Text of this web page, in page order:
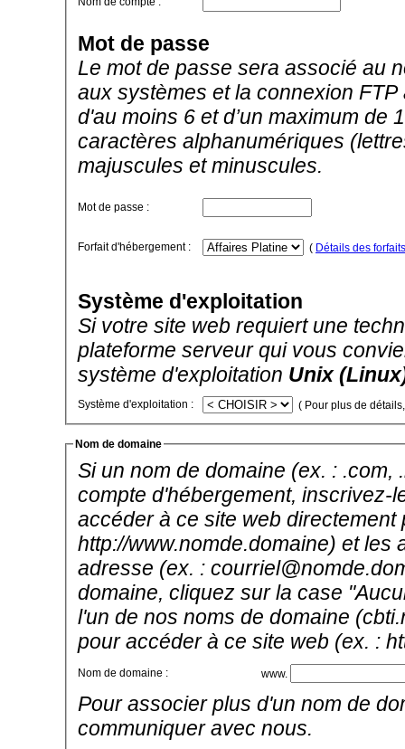
Mot de passe
Le mot de passe sera associé au
aux systèmes et la connexion
d'au moins 6 et d’un maximum de
caractères alphanumériques
majuscules et minuscules.
Mot de passe :
Forfait d'hébergement : ( Détails des forfaits
Système d'exploitation
Si votre site web requiert une
plateforme serveur qui vous
système d'exploitation Unix
Système d'exploitation : ( Pour plus de
Nom de domaine
Si un nom de domaine (ex. :
compte d'hébergement, inscrivez-
accéder à ce site web
http://www.nomde.domaine) et
adresse (ex. :
domaine, cliquez sur la case
l'un de nos noms de domaine
pour accéder à ce site web (ex. :
Nom de domaine : www.
Pour associer plus d'un nom de
communiquer avec nous.